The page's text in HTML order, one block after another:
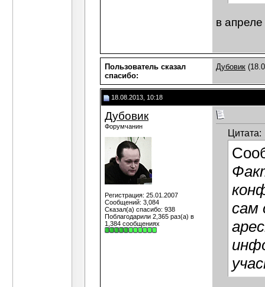
в
Пользователь сказал
cпасибо:
Дубовик
18.08.2013, 10:18
Дубовик
Форумчанин
Регистрация: 25.01.2007
Сообщений: 3,084
Сказал(а) спасибо: 938
Поблагодарили 2,365 раз(а) в
1,384 сообщениях
Цитата:
сам